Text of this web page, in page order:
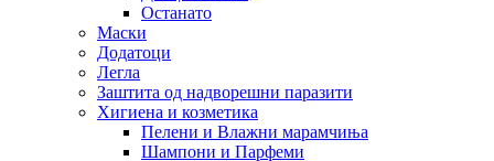
Останато
Маски
Додатоци
Легла
Заштита од надворешни паразити
Хигиена и козметика
Пелени и Влажни марамчиња
Шампони и Парфеми